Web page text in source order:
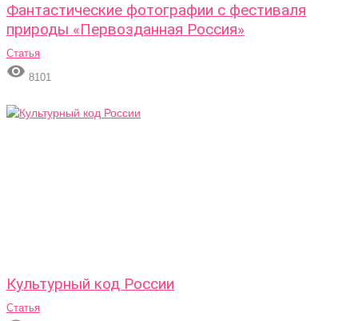
Фантастические фотографии с фестиваля
природы «Первозданная Россия»
Статья
 8101
Культурный код России
Статья